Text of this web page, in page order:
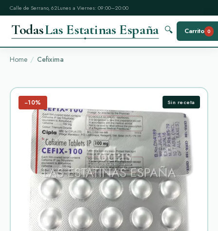
Calle de Serrano, 62Lunes a Viernes: 09:00–20:00
TodasLas Estatinas España 🔍 Carrito 0
Home Cefixima
−10% Sin receta